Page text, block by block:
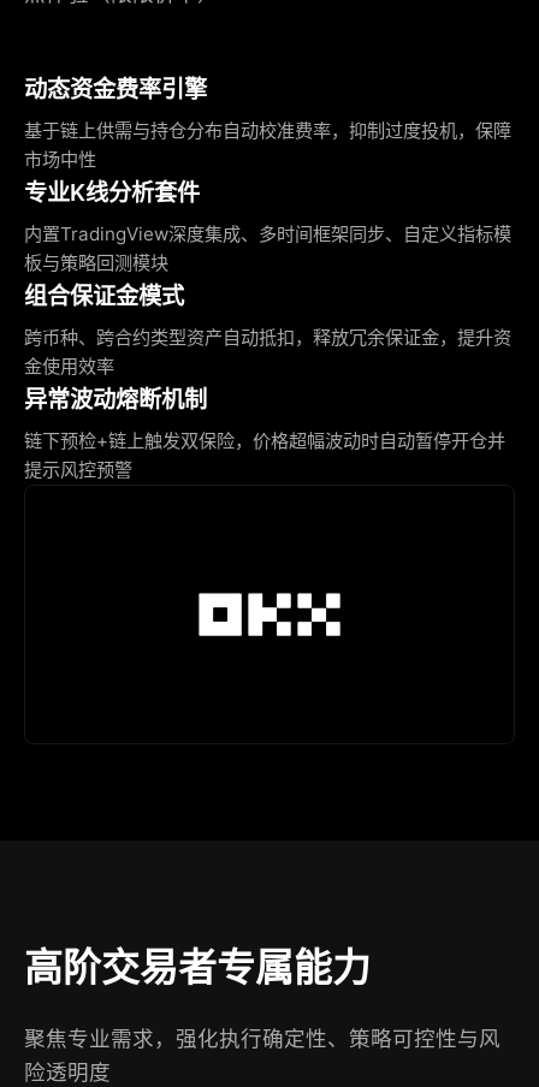
动态资金费率引擎
基于链上供需与持仓分布自动校准费率，抑制过度投机，保障
市场中性
专业K线分析套件
内置TradingView深度集成、多时间框架同步、自定义指标模
板与策略回测模块
组合保证金模式
跨币种、跨合约类型资产自动抵扣，释放冗余保证金，提升资
金使用效率
异常波动熔断机制
链下预检+链上触发双保险，价格超幅波动时自动暂停开仓并
提示风控预警
高阶交易者专属能力
聚焦专业需求，强化执行确定性、策略可控性与风
险透明度